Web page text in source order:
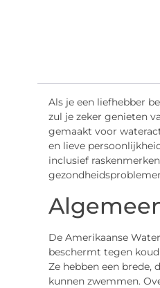
Als je een liefhebber
zul je zeker genieten
gemaakt voor
en lieve
inclusief
De Amerikaanse
beschermt tegen
Ze hebben een brede,
kunnen zwemmen.